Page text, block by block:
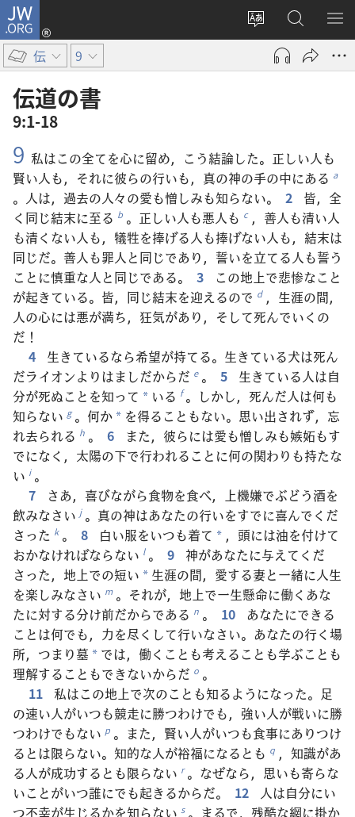
JW.ORG
サ
ト
変
え
る
ロ
グ
ン
タ
ブ
で
開
く）
JW.ORG
の
検
メ
を
伝 9
伝道​の​書
9:1-18
9 私はこの全てを心に留め，こう結論した。正しい人も
賢い人も，それに彼らの行いも，真の神の手の中にある a
。人は，過去の人々の愛も憎しみも知らない。 2
皆，全
く同じ結末に至る b 。正しい人も悪人も c ，善人も清い人
も清くない人も，犠牲を捧げる人も捧げない人も，結末は
同じだ。善人も罪人と同じであり，誓いを立てる人も誓う
ことに慎重な人と同じである。
3
この地上で悲惨なこと
が起きている。皆，同じ結末を迎えるので d ，生涯の間，
人の心には悪が満ち，狂気があり，そして死んでいくの
だ！
4
生きているなら希望が持てる。生きている犬は死ん
だライオンよりはましだからだ e 。 5
生きている人は自
分が死ぬことを知って * いる f 。しかし，死んだ人は何も
知らない g 。何か * を得ることもない。思い出されず，忘
れ去られる h 。 6
また，彼らには愛も憎しみも嫉妬もす
でになく，太陽の下で行われることに何の関わりも持たな
い i 。
7
さあ，喜びながら食物を食べ，上機嫌でぶどう酒を
飲みなさい j 。真の神はあなたの行いをすでに喜んでくだ
さった k 。 8 白い服をいつも着て * ，頭には油を付けて
おかなければならない l 。 9
神があなたに与えてくだ
さった，地上での短い * 生涯の間，愛する妻と一緒に人生
を楽しみなさい m 。それが，地上で一生懸命に働くあな
たに対する分け前だからである n 。 10
あなたにできる
ことは何でも，力を尽くして行いなさい。あなたの行く場
所，つまり墓 * では，働くことも考えることも学ぶことも
理解することもできないからだ o 。
11
私はこの地上で次のことも知るようになった。足
の速い人がいつも競走に勝つわけでも，強い人が戦いに勝
つわけでもない p 。また，賢い人がいつも食事にありつけ
るとは限らない。知的な人が裕福になるとも q ，知識があ
る人が成功するとも限らない r 。なぜなら，思いも寄らな
いことがいつ誰にでも起きるからだ。
12
人は自分にい
つ不幸が生じるかを知らない s 。まるで，残酷な網に掛か